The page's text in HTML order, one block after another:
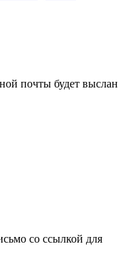
почты будет выслан
со ссылкой для